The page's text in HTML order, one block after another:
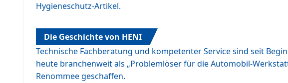
Hygieneschutz-Artikel.
Die Geschichte von HENI
Technische Fachberatung und kompetenter Service sind seit
heute branchenweit als „Problemlöser für die Automobil-
Renommee geschaffen.